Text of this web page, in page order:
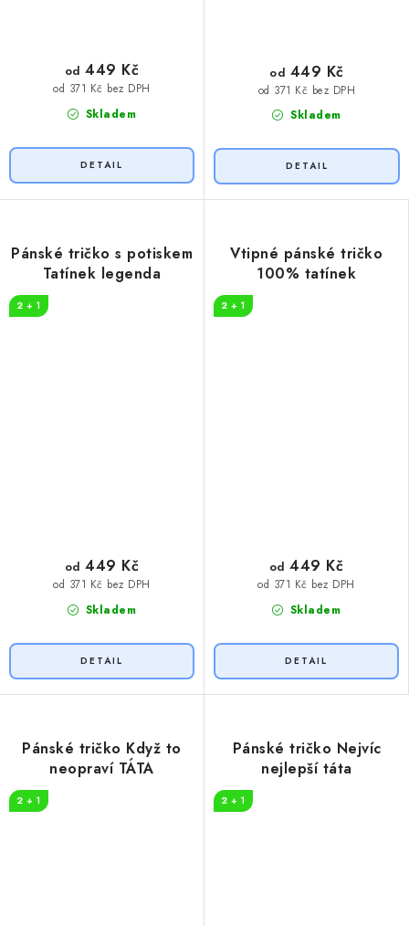
Skladem
od 371 Kč bez DPH
od 449 Kč
Skladem
od 371 Kč bez DPH
od 449 Kč
Pánské tričko s potiskem
Tatínek legenda
2 + 1
Skladem
od 371 Kč bez DPH
od 449 Kč
Vtipné pánské tričko
100% tatínek
2 + 1
Skladem
od 371 Kč bez DPH
od 449 Kč
Pánské tričko Když to
neopraví TÁTA
2 + 1
Pánské tričko Nejvíc
nejlepší táta
2 + 1